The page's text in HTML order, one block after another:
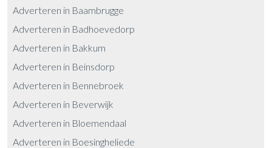
Adverteren in Baambrugge
Adverteren in Badhoevedorp
Adverteren in Bakkum
Adverteren in Beinsdorp
Adverteren in Bennebroek
Adverteren in Beverwijk
Adverteren in Bloemendaal
Adverteren in Boesingheliede